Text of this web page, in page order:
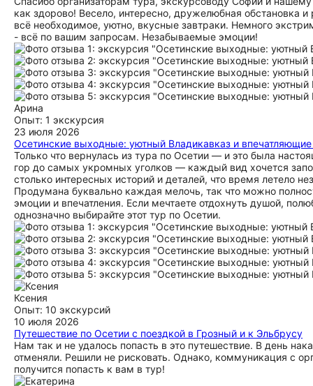
как здорово! Весело, интересно, дружелюбная обстановка
всё необходимое, уютно, вкусные завтраки. Немного
- всё по вашим запросам. Незабываемые эмоции!
Арина
Опыт: 1 экскурсия
23 июля 2026
Осетинские выходные: уютный Владикавказ и
Только что вернулась из тура по Осетии — и это была
гор до самых укромных уголков — каждый вид хочется
столько интересных историй и деталей, что время летело
Продумана буквально каждая мелочь, так что можно
эмоции и впечатления. Если мечтаете отдохнуть душой,
однозначно выбирайте этот тур по Осетии.
Ксения
Опыт: 10 экскурсий
10 июля 2026
Путешествие по Осетии с поездкой в Грозный и к Эльбрусу
Нам так и не удалось попасть в это путешествие. В день
отменяли. Решили не рисковать. Однако, коммуникация с
получится попасть к вам в тур!